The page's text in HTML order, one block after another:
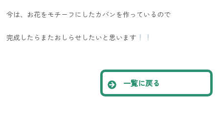
今は、お花をモチーフにしたカバンを作っているので
完成したらまたおしらせしたいと思います
一覧に戻る